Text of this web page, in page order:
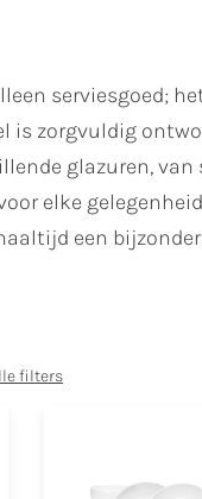
serviesgoed;
is zorgvuldig
glazuren,
elke
een
filters